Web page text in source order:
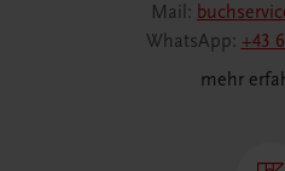
Mail:
WhatsApp: +43
mehr